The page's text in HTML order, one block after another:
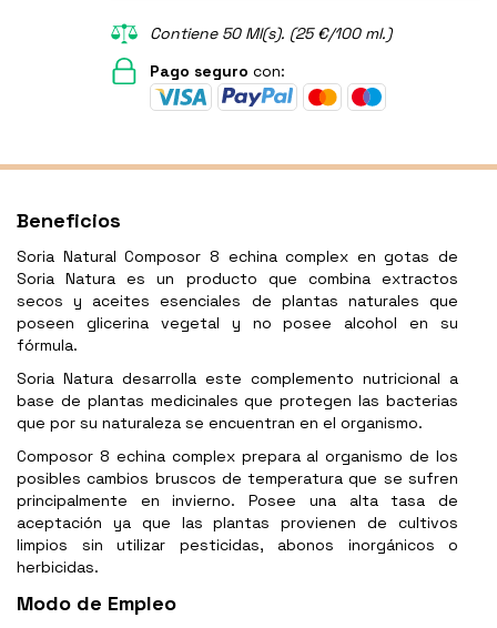
Contiene 50 Ml(s). (25 €/100 ml.)
Pago seguro con:
Beneficios
Soria Natural Composor 8 echina complex en gotas de
Soria Natura es un producto que combina extractos
secos y aceites esenciales de plantas naturales que
poseen glicerina vegetal y no posee alcohol en su
fórmula.
Soria Natura desarrolla este complemento nutricional a
base de plantas medicinales que protegen las bacterias
que por su naturaleza se encuentran en el organismo.
Composor 8 echina complex prepara al organismo de los
posibles cambios bruscos de temperatura que se sufren
principalmente en invierno. Posee una alta tasa de
aceptación ya que las plantas provienen de cultivos
limpios sin utilizar pesticidas, abonos inorgánicos o
herbicidas.
Modo de Empleo